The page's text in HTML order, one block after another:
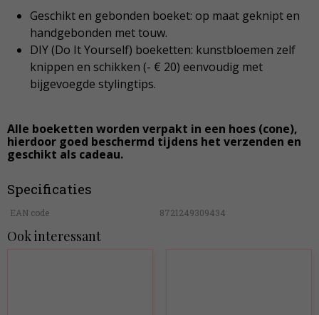
Geschikt en gebonden boeket: op maat geknipt en
handgebonden met touw.
DIY (Do It Yourself) boeketten: kunstbloemen zelf
knippen en schikken (- € 20) eenvoudig met
bijgevoegde stylingtips.
Alle boeketten worden verpakt in een hoes (cone),
hierdoor goed beschermd tijdens het verzenden en
geschikt als cadeau.
Specificaties
EAN code 8721249309434
Ook interessant